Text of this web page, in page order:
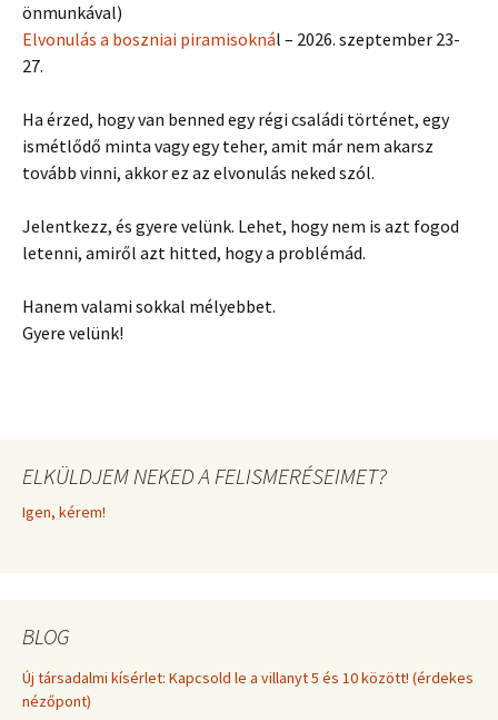
önmunkával)
Elvonulás a boszniai piramisoknál – 2026. szeptember 23-
27.
Ha érzed, hogy van benned egy régi családi történet, egy
ismétlődő minta vagy egy teher, amit már nem akarsz
tovább vinni, akkor ez az elvonulás neked szól.
Jelentkezz, és gyere velünk. Lehet, hogy nem is azt fogod
letenni, amiről azt hitted, hogy a problémád.
Hanem valami sokkal mélyebbet.
Gyere velünk!
ELKÜLDJEM NEKED A FELISMERÉSEIMET?
Igen, kérem!
BLOG
Új társadalmi kísérlet: Kapcsold le a villanyt 5 és 10 között! (érdekes
nézőpont)